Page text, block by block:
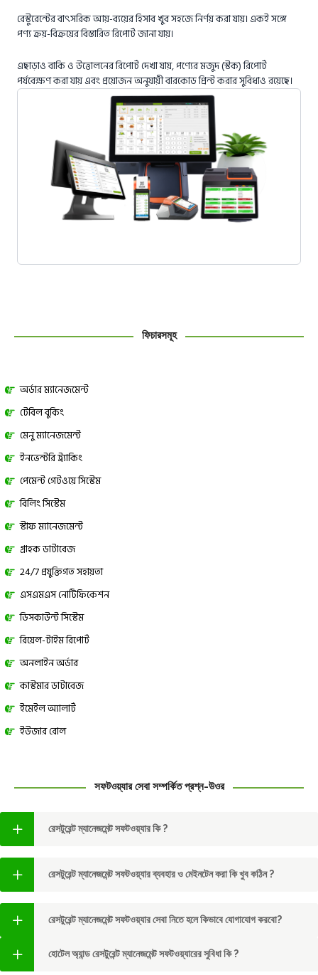
রেস্টুরেন্টের বাৎসরিক আয়-ব্যয়ের হিসাব খুব সহজে নির্ণয় করা যায়। একই সঙ্গে
পণ্য ক্রয়-বিক্রয়ের বিস্তারিত রিপোর্ট জানা যায়।
এছাড়াও বাকি ও উত্তোলনের রিপোর্ট দেখা যায়, পণ্যের মজুদ (স্টক) রিপোর্ট
পর্যবেক্ষণ করা যায় এবং প্রয়োজন অনুযায়ী বারকোড প্রিন্ট করার সুবিধাও রয়েছে।
ফিচারসমূহ
অর্ডার ম্যানেজমেন্ট
টেবিল বুকিং
মেনু ম্যানেজমেন্ট
ইনভেন্টরি ট্র্যাকিং
পেমেন্ট গেটওয়ে সিস্টেম
বিলিং সিস্টেম
স্টাফ ম্যানেজমেন্ট
গ্রাহক ডাটাবেজ
24/7 প্রযুক্তিগত সহায়তা
এসএমএস নোটিফিকেশন
ডিসকাউন্ট সিস্টেম
রিয়েল-টাইম রিপোর্ট
অনলাইন অর্ডার
কাস্টমার ডাটাবেজ
ইমেইল অ্যালার্ট
ইউজার রোল
সফটওয়্যার সেবা সম্পর্কিত প্রশ্ন-উওর
রেসটুরেন্ট ম্যানেজমেন্ট সফটওয়্যার কি ?
রেসটুরেন্ট ম্যানেজমেন্ট সফটওয়্যার ব্যবহার ও মেইনটেন করা কি খুব কঠিন ?
রেসটুরেন্ট ম্যানেজমেন্ট সফটওয়্যার সেবা নিতে হলে কিভাবে যােগাযোগ করবো?
হোটেল অ্যান্ড রেসটুরেন্ট ম্যানেজমেন্ট সফটওয়্যারের সুবিধা কি ?